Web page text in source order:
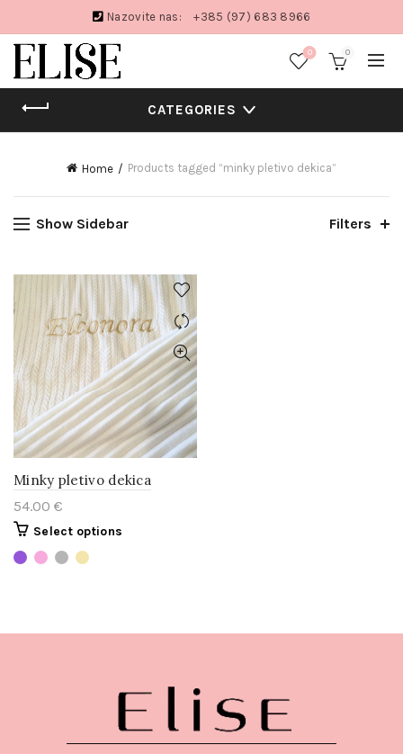
Nazovite nas: +385 (97) 683 8966
0 0
CATEGORIES
Home Products tagged “minky pletivo dekica”
Show Sidebar Filters
Minky pletivo dekica
54.00 €
Select options